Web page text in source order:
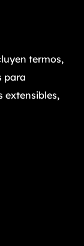
termos,
para
extensibles,